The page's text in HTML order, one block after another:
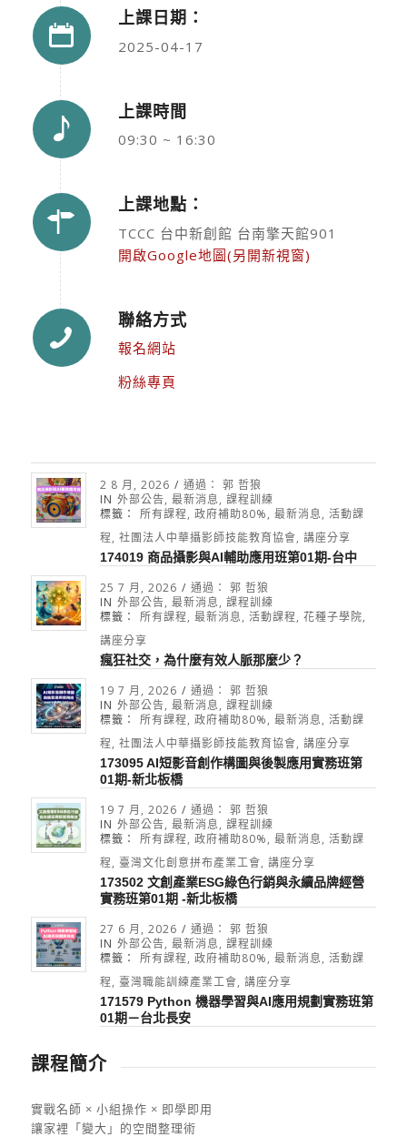
上課日期：
2025-04-17
上課時間
09:30 ~ 16:30
上課地點：
TCCC 台中新創館 台南擎天館901
開啟Google地圖(另開新視窗)
聯絡方式
報名網站
粉絲專頁
2 8 月, 2026 / 通過： 郭 哲狼
IN 外部公告, 最新消息, 課程訓練
標籤：
所有課程, 政府補助80%, 最新消息, 活動課
程, 社團法人中華攝影師技能教育協會, 講座分享
174019 商品攝影與AI輔助應用班第01期-台中
25 7 月, 2026 / 通過： 郭 哲狼
IN 外部公告, 最新消息, 課程訓練
標籤：
所有課程, 最新消息, 活動課程, 花種子學院,
講座分享
瘋狂社交，為什麼有效人脈那麼少？
19 7 月, 2026 / 通過： 郭 哲狼
IN 外部公告, 最新消息, 課程訓練
標籤：
所有課程, 政府補助80%, 最新消息, 活動課
程, 社團法人中華攝影師技能教育協會, 講座分享
173095 AI短影音創作構圖與後製應用實務班第
01期-新北板橋
19 7 月, 2026 / 通過： 郭 哲狼
IN 外部公告, 最新消息, 課程訓練
標籤：
所有課程, 政府補助80%, 最新消息, 活動課
程, 臺灣文化創意拼布產業工會, 講座分享
173502 文創產業ESG綠色行銷與永續品牌經營
實務班第01期 -新北板橋
27 6 月, 2026 / 通過： 郭 哲狼
IN 外部公告, 最新消息, 課程訓練
標籤：
所有課程, 政府補助80%, 最新消息, 活動課
程, 臺灣職能訓練產業工會, 講座分享
171579 Python 機器學習與AI應用規劃實務班第
01期－台北長安
課程簡介
實戰名師 × 小組操作 × 即學即用
讓家裡「變大」的空間整理術